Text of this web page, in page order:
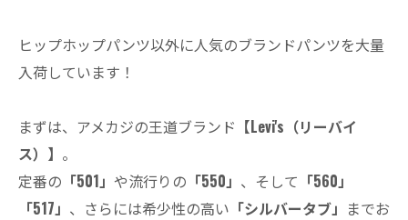
ヒップホップパンツ以外に人気のブランドパンツを大量
入荷しています！​​​​​​
まずは、アメカジの王道ブランド 【Levi's（リーバイ
ス）】 。
定番の 「501」 や流行りの 「550」 、そして 「560」
「517」 、さらには希少性の高い 「シルバータブ」 までお